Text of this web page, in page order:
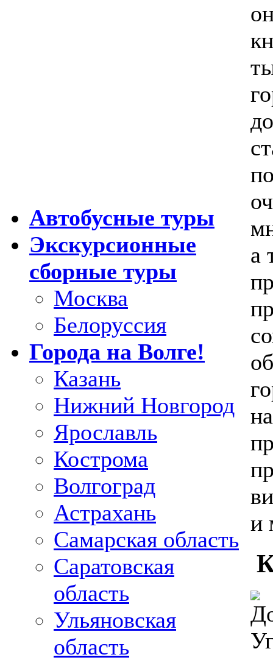
Автобусные туры
Экскурсионные
сборные туры
Москва
Белоруссия
Города на Волге!
Казань
Нижний Новгород
Ярославль
Кострома
Волгоград
Астрахань
Самарская область
Саратовская
область
Ульяновская
область
а
и